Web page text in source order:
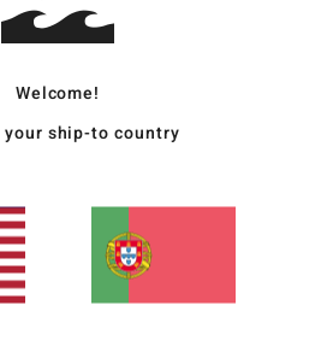
média
verificadasdesde Abril 2026
clientes recomendam este produto
Welcome!
your ship-to country